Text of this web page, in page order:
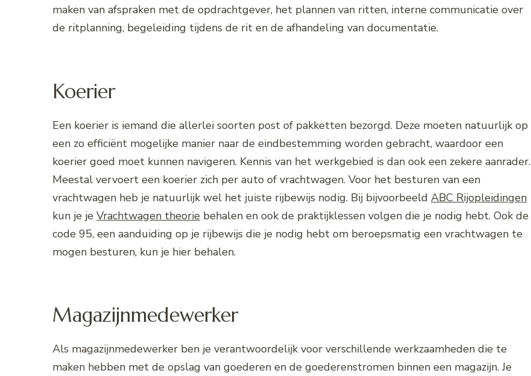
maken van afspraken met de opdrachtgever, het plannen van ritten, interne communicatie over
de ritplanning, begeleiding tijdens de rit en de afhandeling van documentatie.
Koerier
Een koerier is iemand die allerlei soorten post of pakketten bezorgd. Deze moeten natuurlijk op
een zo efficiënt mogelijke manier naar de eindbestemming worden gebracht, waardoor een
koerier goed moet kunnen navigeren. Kennis van het werkgebied is dan ook een zekere aanrader.
Meestal vervoert een koerier zich per auto of vrachtwagen. Voor het besturen van een
vrachtwagen heb je natuurlijk wel het juiste rijbewijs nodig. Bij bijvoorbeeld ABC Rijopleidingen
kun je je Vrachtwagen theorie behalen en ook de praktijklessen volgen die je nodig hebt. Ook de
code 95, een aanduiding op je rijbewijs die je nodig hebt om beroepsmatig een vrachtwagen te
mogen besturen, kun je hier behalen.
Magazijnmedewerker
Als magazijnmedewerker ben je verantwoordelijk voor verschillende werkzaamheden die te
maken hebben met de opslag van goederen en de goederenstromen binnen een magazijn. Je